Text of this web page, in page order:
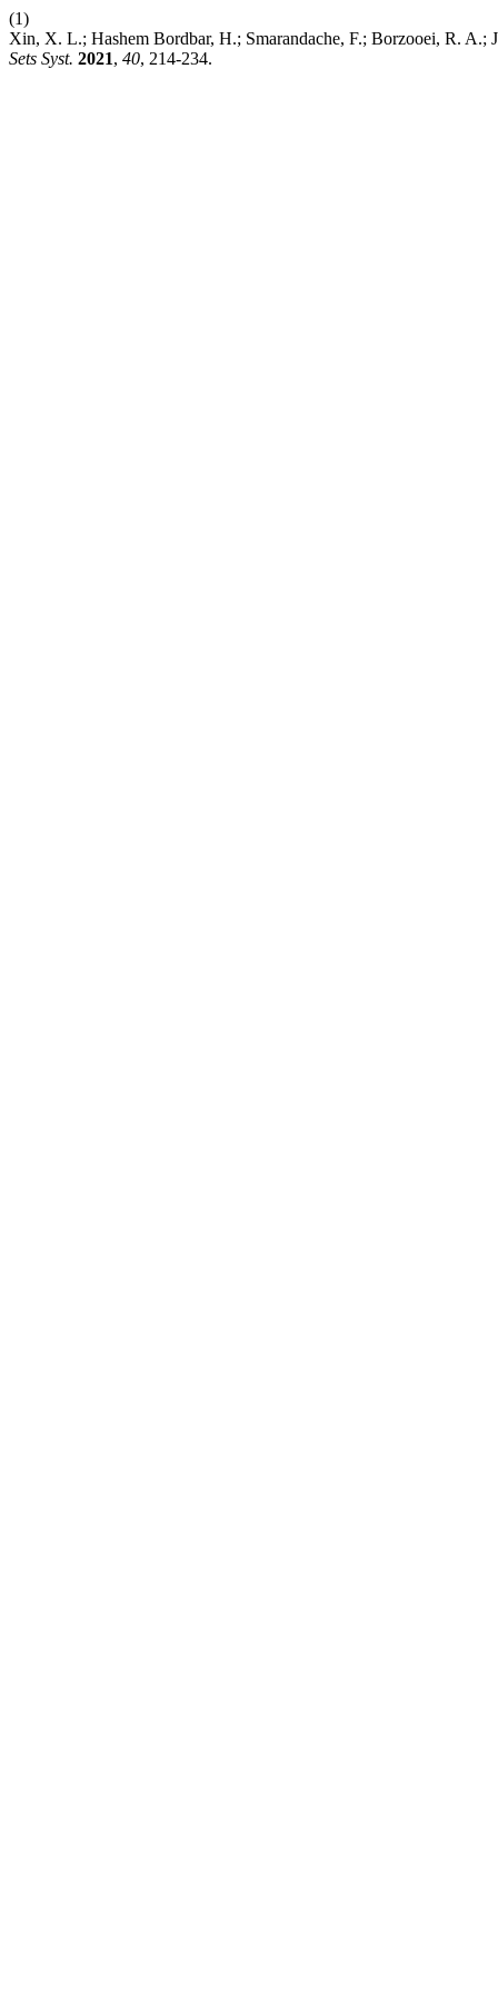
(1)
Xin, X. L.; Hashem Bordbar, H.; Smarandache, F.; Borzooei, R.
Sets Syst. 2021, 40, 214-234.